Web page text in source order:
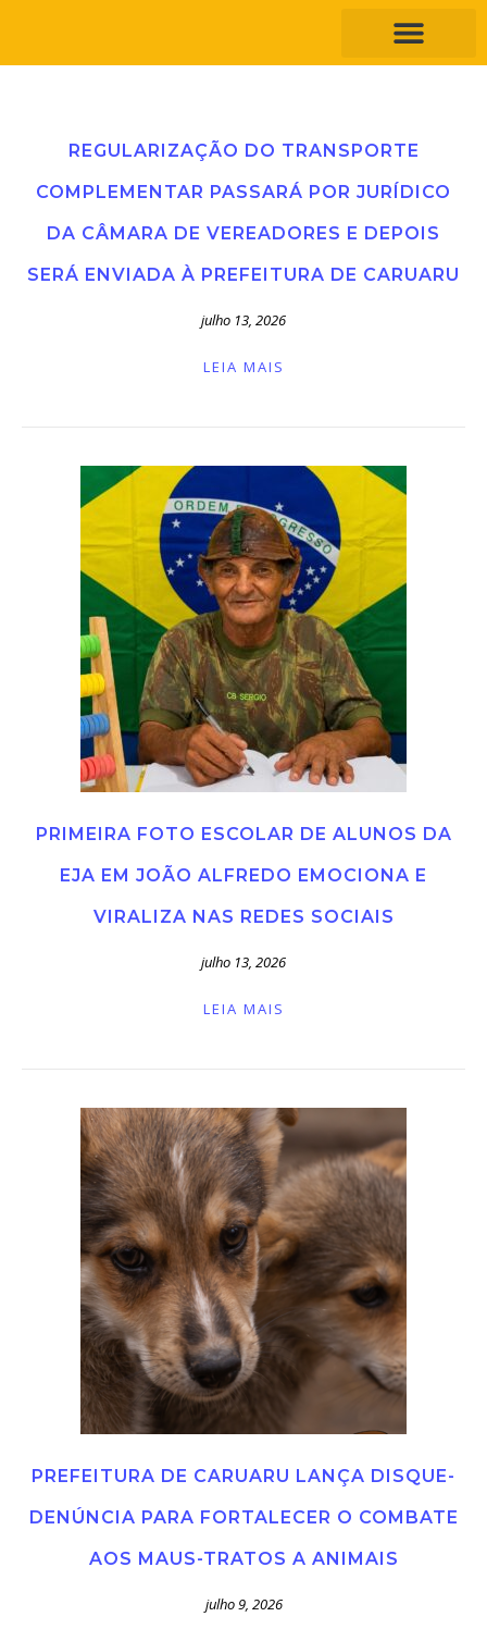
REGULARIZAÇÃO DO TRANSPORTE
COMPLEMENTAR PASSARÁ POR JURÍDICO
DA CÂMARA DE VEREADORES E DEPOIS
SERÁ ENVIADA À PREFEITURA DE CARUARU
julho 13, 2026
LEIA MAIS
PRIMEIRA FOTO ESCOLAR DE ALUNOS DA
EJA EM JOÃO ALFREDO EMOCIONA E
VIRALIZA NAS REDES SOCIAIS
julho 13, 2026
LEIA MAIS
PREFEITURA DE CARUARU LANÇA DISQUE-
DENÚNCIA PARA FORTALECER O COMBATE
AOS MAUS-TRATOS A ANIMAIS
julho 9, 2026